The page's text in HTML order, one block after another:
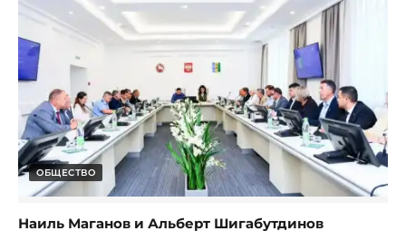
ОБЩЕСТВО
Наиль Маганов и Альберт Шигабутдинов